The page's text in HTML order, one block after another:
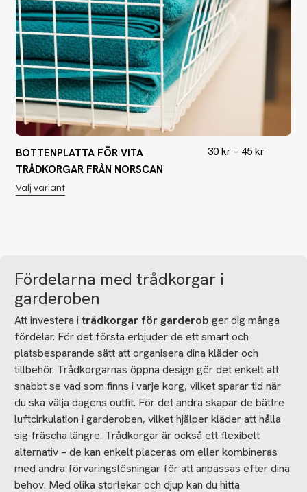
BOTTENPLATTA FÖR VITA
TRÅDKORGAR FRÅN NORSCAN
Välj variant
30 kr – 45 kr
Fördelarna med trådkorgar i
garderoben
Att investera i trådkorgar för garderob ger dig många
fördelar. För det första erbjuder de ett smart och
platsbesparande sätt att organisera dina kläder och
tillbehör. Trådkorgarnas öppna design gör det enkelt att
snabbt se vad som finns i varje korg, vilket sparar tid när
du ska välja dagens outfit. För det andra skapar de bättre
luftcirkulation i garderoben, vilket hjälper kläder att hålla
sig fräscha längre. Trådkorgar är också ett flexibelt
alternativ – de kan enkelt placeras om eller kombineras
med andra förvaringslösningar för att anpassas efter dina
behov. Med olika storlekar och djup kan du hitta